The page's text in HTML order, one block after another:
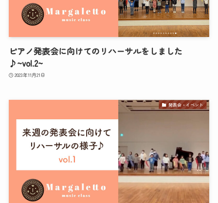
ピアノ発表会に向けてのリハーサルをしました
♪~vol.2~
2023年11月21日
発表会・イベント